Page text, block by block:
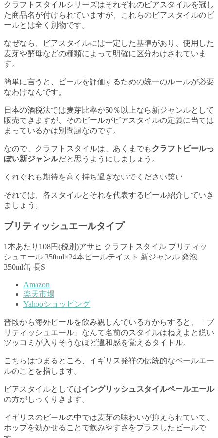
クラフトスタイルシリーズはそれぞれのビアスタイルを冠し
た商品名が付けられていますが、これらのビアスタイルのビ
ールとは全く別物です。
なぜなら、ビアスタイルには一定した基準があり、使用した
麦芽や酵母などの種類によって明確に区分わけされていま
す。
簡単に言うと、ビールを評価するための統一のルールが必要
なわけなんです。
日本の酒税法では麦芽比率が50％以上なら新ジャンルとして
販売できますが、そのビールがビアスタイルの定義に当ては
まっているかは別問題なのです。
なので、クラフトスタイルは、あくまでもクラフトビールっ
ぽい新ジャンルだと思うようにしましょう。
くれぐれも期待を高く持ち過ぎないでください笑い
それでは、各スタイルとそれを代表するビール紹介していき
ましょう。
ブリティッシュエールタイプ
1本あたり108円(税別)アサヒ クラフトスタイル ブリティッ
シュエール 350ml×24本ビールテイスト 新ジャンル 発泡
350ml缶 長S
Amazon
楽天市場
Yahooショッピング
普段から海外ビールを飲み親しんでいる方からすると、「ブ
リティッシュエール」なんて名前のスタイルはねえよと鋭い
ツッコミが入りそうなほど違和感を覚えるタイトル。
こちらはつまるところ、イギリス発祥の伝統的なペールエー
ルのことを指します。
ビアスタイルとしてはイングリッシュスタイルペールエール
の方がしっくりきます。
イギリスのビールの中では麦芽の味わいが抑えられていて、
ホップを効かせることで飲みやすさをプラスしたビールで